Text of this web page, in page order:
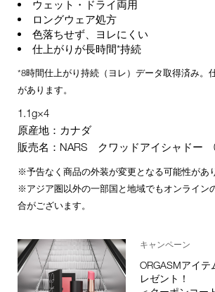
ウェット・ドライ両用
ロングウェア処方
色落ちせず、ヨレにくい
仕上がりが長時間*持続
*8時間仕上がり持続（ヨレ）データ取得済み。
があります。
1.1g×4
原産地：カナダ
販売名：NARS クワッドアイシャドー
※予告なく商品の外装が変更となる可能性があ
※アジア圏以外の一部国と地域でもオンライン
合がございます。
キャンペーン
ORGASMアイ
レゼント！